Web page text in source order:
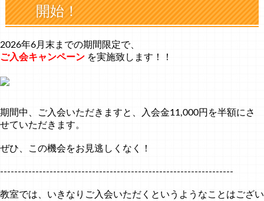
開始！
2026年6月末までの期間限定で、
ご入会キャンペーン を実施致します！！
期間中、ご入会いただきますと、入会金11,000円を半額にさ
せていただきます。
ぜひ、この機会をお見逃しくなく！
------------------------------------------------------------------
教室では、いきなりご入会いただくというようなことはござい